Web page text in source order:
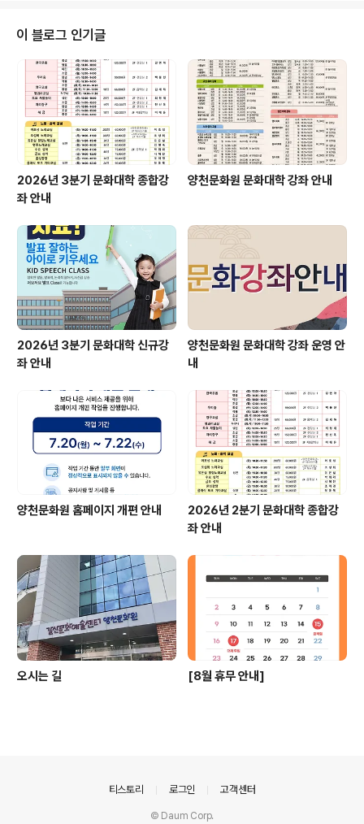
이 블로그 인기글
2026년 3분기 문화대학 종합강
좌 안내
양천문화원 문화대학 강좌 안내
2026년 3분기 문화대학 신규강
좌 안내
양천문화원 문화대학 강좌 운영 안
내
양천문화원 홈페이지 개편 안내
2026년 2분기 문화대학 종합강
좌 안내
오시는 길 [8월 휴무 안내]
티스토리 로그인 고객센터
© Daum Corp.